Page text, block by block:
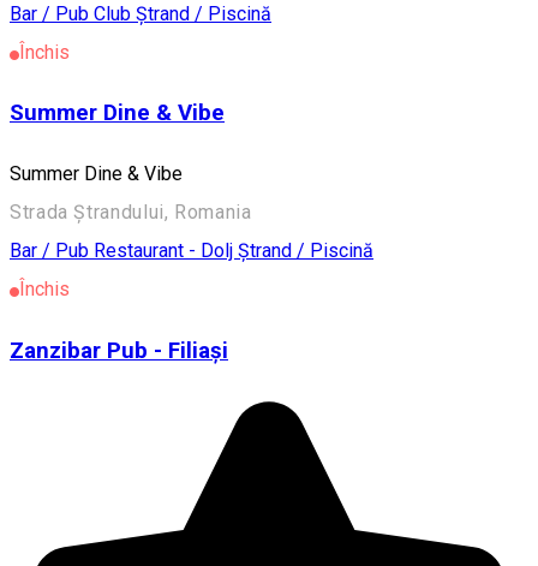
Bar / Pub Club Ștrand / Piscină
Închis
Summer Dine & Vibe
Summer Dine & Vibe
Strada Ştrandului, Romania
Bar / Pub Restaurant - Dolj Ștrand / Piscină
Închis
Zanzibar Pub - Filiași